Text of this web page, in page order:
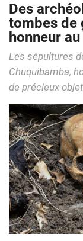
Des
tombes de
honneur
Les sépultures
Chuquibamba,
de précieux